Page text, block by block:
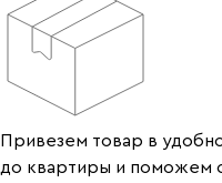
Привезем товар в
до квартиры и поможем